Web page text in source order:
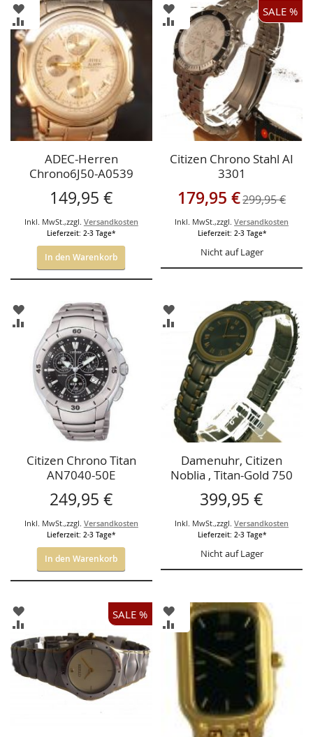
ZUR
WUNSCHLISTE
HINZUFÜGEN
ZUR
VERGLEICHSLISTE
HINZUFÜGEN
ADEC-Herren
Chrono6J50-A0539
149,95 €
Inkl. MwSt. ,zzgl. Versandkosten
Lieferzeit: 2-3 Tage*
In den Warenkorb
ZUR
WUNSCHLISTE
HINZUFÜGEN
ZUR
VERGLEICHSLISTE
HINZUFÜGEN
SALE %
Citizen Chrono Stahl AI
3301
Sonderangebot
179,95 €299,95 €
Inkl. MwSt.,zzgl.Versandkosten
Lieferzeit: 2-3 Tage*
Nicht auf Lager
ZUR
WUNSCHLISTE
HINZUFÜGEN
ZUR
VERGLEICHSLISTE
HINZUFÜGEN
Citizen Chrono Titan
AN7040-50E
249,95 €
Inkl. MwSt. ,zzgl. Versandkosten
Lieferzeit: 2-3 Tage*
In den Warenkorb
ZUR
WUNSCHLISTE
HINZUFÜGEN
ZUR
VERGLEICHSLISTE
HINZUFÜGEN
Damenuhr, Citizen
Noblia , Titan-Gold 750
399,95 €
Inkl. MwSt.,zzgl.Versandkosten
Lieferzeit: 2-3 Tage*
Nicht auf Lager
ZUR
WUNSCHLISTE
HINZUFÜGEN
ZUR
VERGLEICHSLISTE
HINZUFÜGEN
SALE %
ZUR
WUNSCHLISTE
HINZUFÜGEN
ZUR
VERGLEICHSLISTE
HINZUFÜGEN